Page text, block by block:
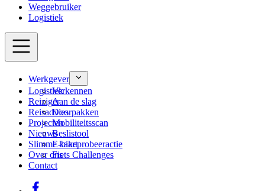
Weggebruiker
Logistiek
Werkgever
Verkennen
Aan de slag
Doorpakken
Mobiliteitsscan
Beslistool
E-bikeprobeeractie
Fiets Challenges
Logistiek
Reiziger
Reisadvies
Projecten
Nieuws
Slimme kaart
Over ons
Contact